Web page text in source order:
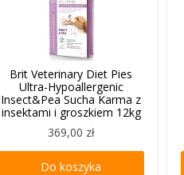
Brit Veterinary Diet Pies
Ultra-Hypoallergenic
Insect&Pea Sucha Karma z
insektami i groszkiem 12kg
369,00 zł
Do koszyka